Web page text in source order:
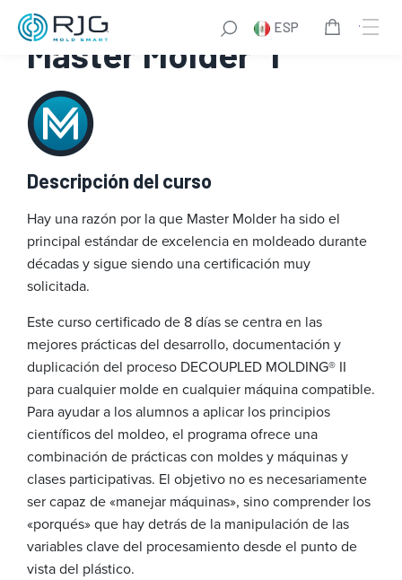
Saltar
contenido
ESP
Master Molder® I
Descripción del curso
Hay una razón por la que Master Molder ha sido el
principal estándar de excelencia en moldeado durante
décadas y sigue siendo una certificación muy
solicitada.
Este curso certificado de 8 días se centra en las
mejores prácticas del desarrollo, documentación y
duplicación del proceso DECOUPLED MOLDING® II
para cualquier molde en cualquier máquina compatible.
Para ayudar a los alumnos a aplicar los principios
científicos del moldeo, el programa ofrece una
combinación de prácticas con moldes y máquinas y
clases participativas. El objetivo no es necesariamente
ser capaz de «manejar máquinas», sino comprender los
«porqués» que hay detrás de la manipulación de las
variables clave del procesamiento desde el punto de
vista del plástico.